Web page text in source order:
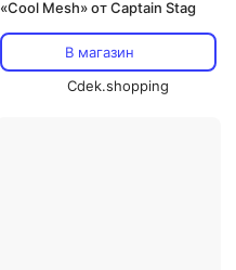
«Cool Mesh» от Captain Stag
В магазин
Cdek.shopping